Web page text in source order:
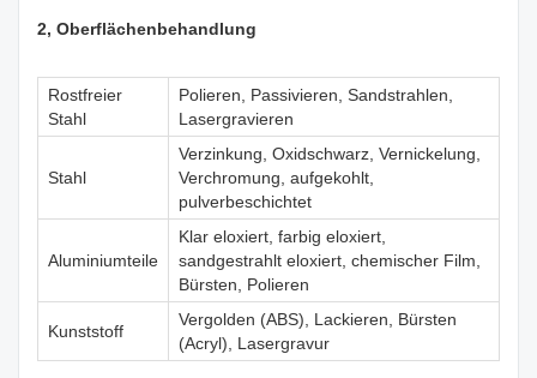
2, Oberflächenbehandlung
Rostfreier
Stahl
Polieren, Passivieren, Sandstrahlen,
Lasergravieren
Stahl
Verzinkung, Oxidschwarz, Vernickelung,
Verchromung, aufgekohlt,
pulverbeschichtet
Aluminiumteile
Klar eloxiert, farbig eloxiert,
sandgestrahlt eloxiert, chemischer Film,
Bürsten, Polieren
Kunststoff
Vergolden (ABS), Lackieren, Bürsten
(Acryl), Lasergravur